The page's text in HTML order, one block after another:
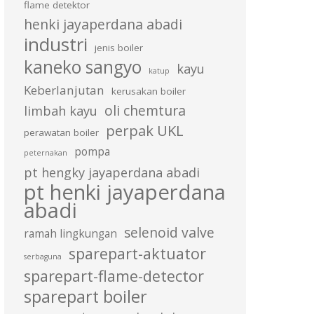
flame detektor
henki jayaperdana abadi
industri jenis boiler
kaneko sangyo katup kayu
Keberlanjutan kerusakan boiler
limbah kayu oli chemtura
perawatan boiler perpak UKL
peternakan pompa
pt hengky jayaperdana abadi
pt henki jayaperdana
abadi
ramah lingkungan selenoid valve
serbaguna
sparepart-aktuator
sparepart-flame-detector
sparepart boiler